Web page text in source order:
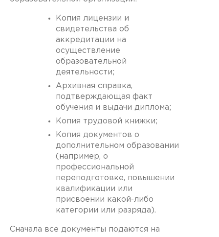
Копия лицензии и
свидетельства об
аккредитации на
осуществление
образовательной
деятельности;
Архивная справка,
подтверждающая факт
обучения и выдачи диплома;
Копия трудовой книжки;
Копия документов о
дополнительном образовании
(например, о
профессиональной
переподготовке, повышении
квалификации или
присвоении какой-либо
категории или разряда).
Сначала все документы подаются на